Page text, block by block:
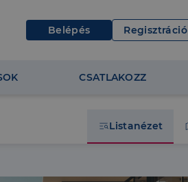
Belépés Regisztráció
CSATLAKOZZ
Listanézet